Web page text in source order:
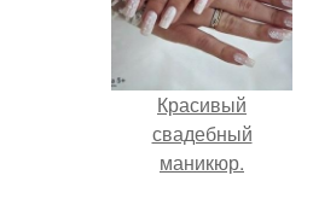
Красивый
свадебный
маникюр.